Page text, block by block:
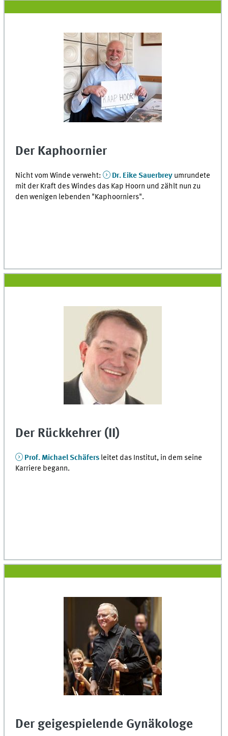
Der Kaphoornier
Nicht vom Winde verweht: Dr. Eike Sauerbrey umrundete
mit der Kraft des Windes das Kap Hoorn und zählt nun zu
den wenigen lebenden "Kaphoorniers".
Der Rückkehrer (II)
Prof. Michael Schäfers leitet das Institut, in dem seine
Karriere begann.
Der geigespielende Gynäkologe